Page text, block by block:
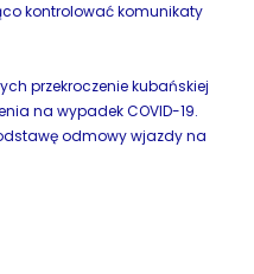
kontrolować komunikaty
przekroczenie kubańskiej
na wypadek COVID-19.
odmowy wjazdy na